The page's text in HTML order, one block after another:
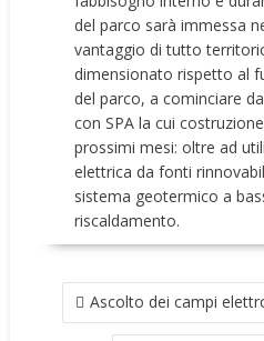
del parco sarà immessa
vantaggio di tutto
dimensionato rispetto al
del parco, a cominciare
con SPA la cui
prossimi mesi: oltre ad
elettrica da fonti
sistema geotermico a
riscaldamento.
NAVIGAZIONE
ARTICOLIAscolto dei campi